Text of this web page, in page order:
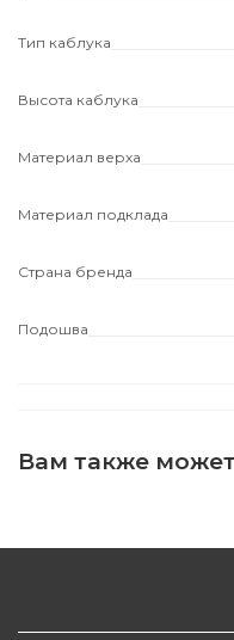
Тип каблука
Высота каблука
Материал верха
Материал подклада
Страна бренда
Подошва
Вам также